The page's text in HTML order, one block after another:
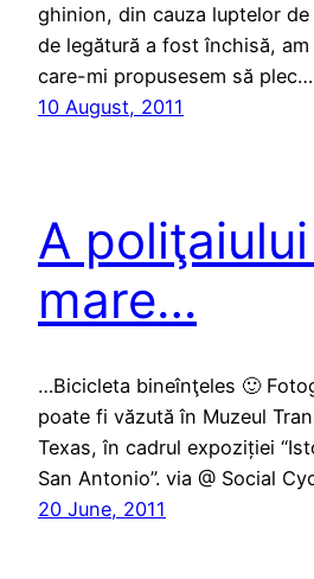
ghinion, din cauza luptelor de
de legătură a fost închisă,
care-mi propusesem să plec…
10 August, 2011
A
mare…
…Bicicleta bineînţeles 🙂
poate fi văzută în Muzeul
Texas, în cadrul expoziției
San Antonio”. via @ Social
20 June, 2011